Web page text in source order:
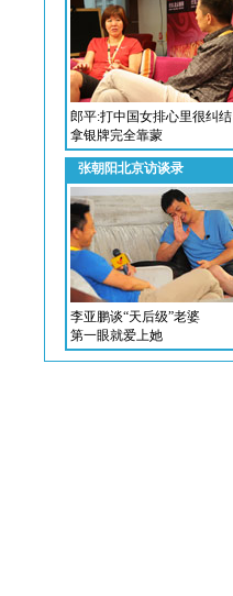
郎平:打中国女排心里很纠结
拿银牌完全靠蒙
张朝阳北京访谈录
李亚鹏谈“天后级”老婆
第一眼就爱上她